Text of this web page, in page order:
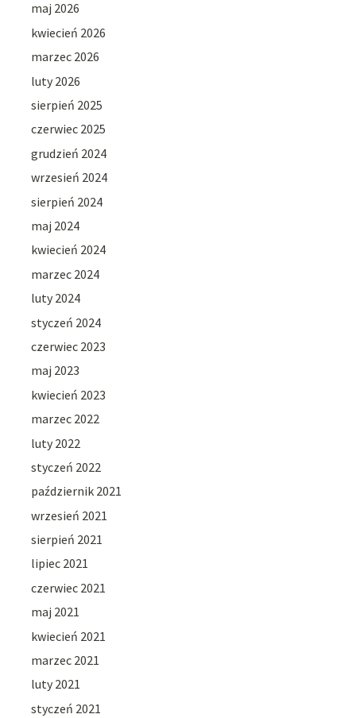
maj 2026
kwiecień 2026
marzec 2026
luty 2026
sierpień 2025
czerwiec 2025
grudzień 2024
wrzesień 2024
sierpień 2024
maj 2024
kwiecień 2024
marzec 2024
luty 2024
styczeń 2024
czerwiec 2023
maj 2023
kwiecień 2023
marzec 2022
luty 2022
styczeń 2022
październik 2021
wrzesień 2021
sierpień 2021
lipiec 2021
czerwiec 2021
maj 2021
kwiecień 2021
marzec 2021
luty 2021
styczeń 2021